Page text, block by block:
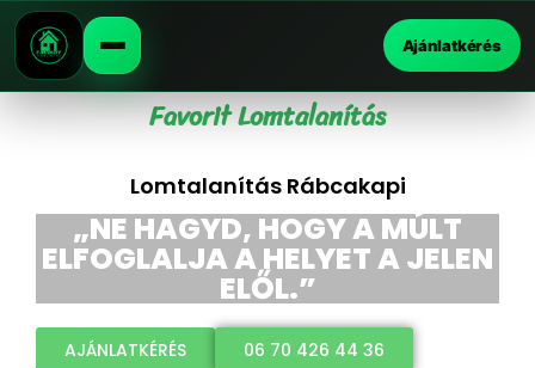
Ajánlatkérés
Favorit Lomtalanítás
Lomtalanítás Rábcakapi
„NE HAGYD, HOGY A MÚLT
ELFOGLALJA A HELYET A JELEN
ELŐL.”
AJÁNLATKÉRÉS 06 70 426 44 36